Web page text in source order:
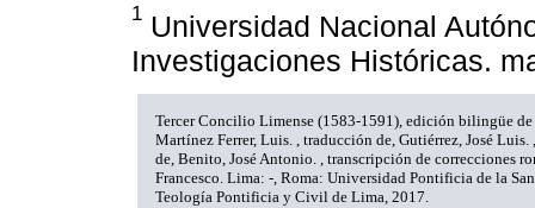
1 Universidad Nacional
Investigaciones Históricas.
Tercer Concilio Limense (1583-1591), edición bilingüe de
Martínez Ferrer, Luis. , traducción de, Gutiérrez, José Luis.
de, Benito, José Antonio. , transcripción de correcciones
Francesco. Lima: -, Roma: Universidad Pontificia de la
Teología Pontificia y Civil de Lima, 2017.